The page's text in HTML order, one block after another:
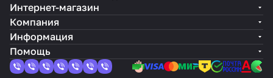
Интернет-магазин
Компания
Информация
Помощь